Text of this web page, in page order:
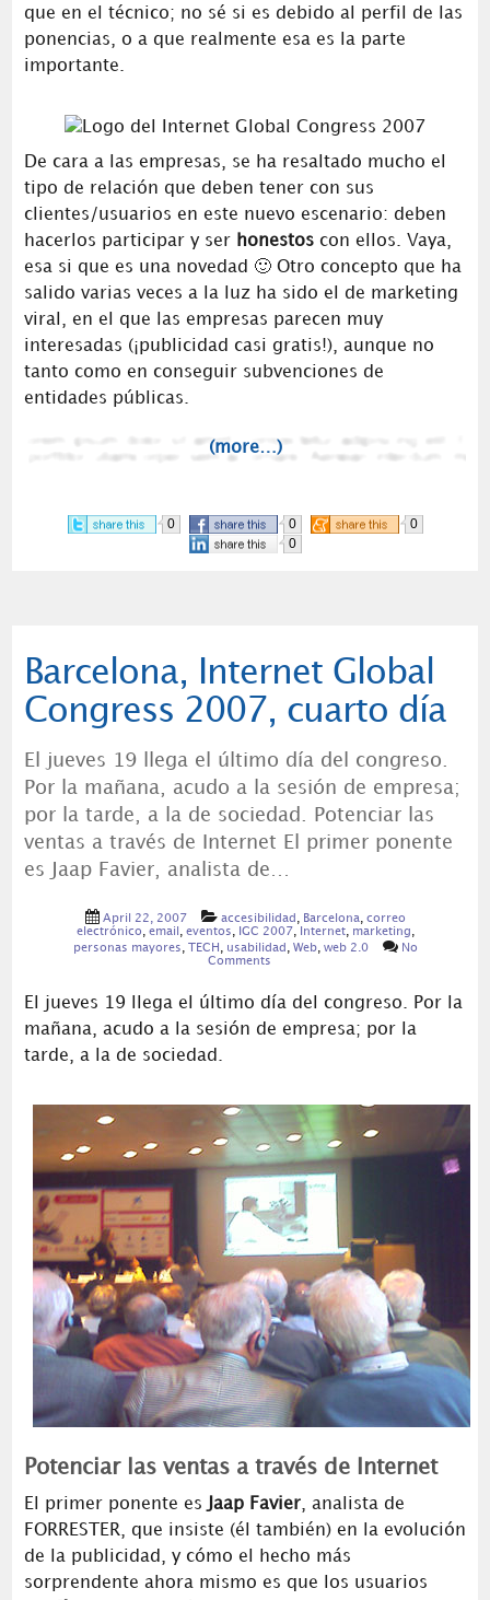
que en el técnico; no sé si es debido al perfil de las
ponencias, o a que realmente esa es la parte
importante.
De cara a las empresas, se ha resaltado mucho el
tipo de relación que deben tener con sus
clientes/usuarios en este nuevo escenario: deben
hacerlos participar y ser honestos con ellos. Vaya,
esa si que es una novedad 🙂 Otro concepto que ha
salido varias veces a la luz ha sido el de marketing
viral, en el que las empresas parecen muy
interesadas (¡publicidad casi gratis!), aunque no
tanto como en conseguir subvenciones de
entidades públicas.
(more…)
0 0
0
0
Barcelona, Internet Global
Congress 2007, cuarto día
El jueves 19 llega el último día del congreso.
Por la mañana, acudo a la sesión de empresa;
por la tarde, a la de sociedad. Potenciar las
ventas a través de Internet El primer ponente
es Jaap Favier, analista de…
April 22, 2007 accesibilidad Barcelona
correo
electrónico
email eventos IGC 2007 Internet, marketing
personas mayores
TECH usabilidad Web, web 2.0
No
Comments
El jueves 19 llega el último día del congreso. Por la
mañana, acudo a la sesión de empresa; por la
tarde, a la de sociedad.
Potenciar las ventas a través de Internet
El primer ponente es Jaap Favier, analista de
FORRESTER, que insiste (él también) en la evolución
de la publicidad, y cómo el hecho más
sorprendente ahora mismo es que los usuarios